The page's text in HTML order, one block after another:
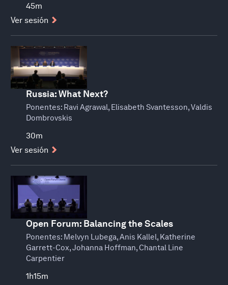
45m
Ver sesión
Russia: What Next?
Ponentes: Ravi Agrawal, Elisabeth Svantesson, Valdis
Dombrovskis
30m
Ver sesión
Open Forum: Balancing the Scales
Ponentes: Melvyn Lubega, Anis Kallel, Katherine
Garrett-Cox, Johanna Hoffman, Chantal Line
Carpentier
1h15m